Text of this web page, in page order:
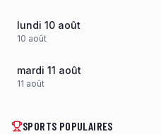
lundi 10 août
10 août
mardi 11 août
11 août
SPORTS POPULAIRES